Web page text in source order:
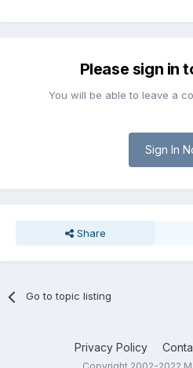
Please sign in
You will be able to leave a
Sign In
Share
Go to topic listing
Privacy Policy